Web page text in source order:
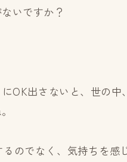
いですか？
OK出さないと、世の
のでなく、気持ちを感